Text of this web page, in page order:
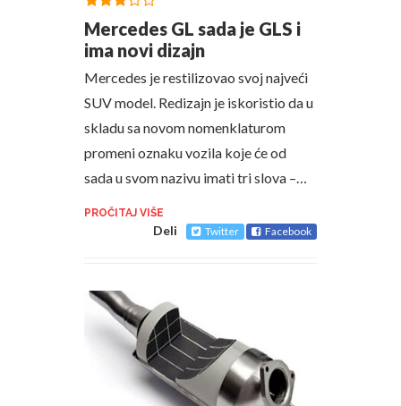
Mercedes GL sada je GLS i
ima novi dizajn
Mercedes je restilizovao svoj najveći
SUV model. Redizajn je iskoristio da u
skladu sa novom nomenklaturom
promeni oznaku vozila koje će od
sada u svom nazivu imati tri slova –…
PROČITAJ VIŠE
Deli Twitter Facebook